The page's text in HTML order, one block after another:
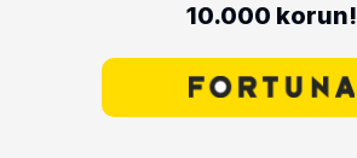
10.000 korun!